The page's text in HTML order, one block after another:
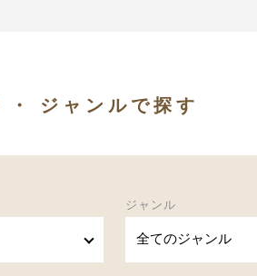
ジャンルで探す
ジャンル
全てのジャンル